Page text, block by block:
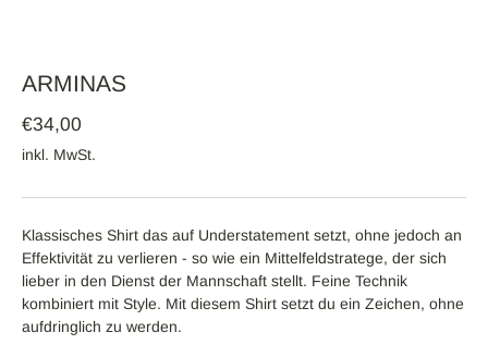
ARMINAS
€34,00
inkl. MwSt.
Klassisches Shirt das auf Understatement setzt, ohne jedoch an
Effektivität zu verlieren - so wie ein Mittelfeldstratege, der sich
lieber in den Dienst der Mannschaft stellt. Feine Technik
kombiniert mit Style. Mit diesem Shirt setzt du ein Zeichen, ohne
aufdringlich zu werden.